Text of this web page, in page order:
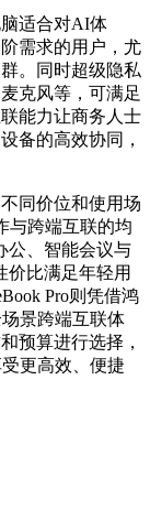
适合对AI体
需求的用户，尤
。同时超级隐私
克风等，可满足
能力让商务人士
备的高效协同，
同价位和使用场
与跨端互联的均
公、智能会议与
价比满足年轻用
Pro则凭借鸿
景跨端互联体
预算进行选择，
更高效、便捷